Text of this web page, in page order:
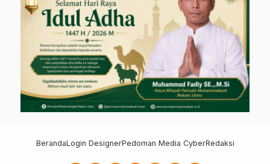
BerandaLogin DesignerPedoman Media CyberRedaksi